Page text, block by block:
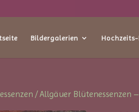
Bildergalerien
/ Allgäuer Blütenessenzen